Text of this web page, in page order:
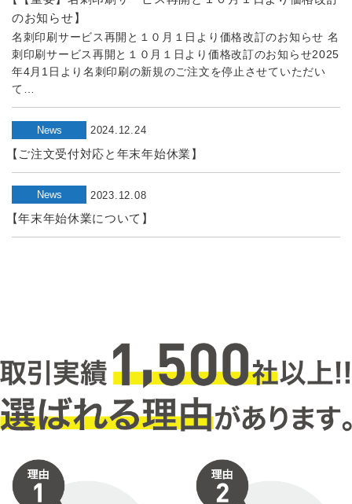
のお知らせ】
名刺印刷サービス再開と１０月１日より価格改訂のお知らせ 名
刺印刷サービス再開と１０月１日より価格改訂のお知らせ2025
年4月1日より名刺印刷の新規のご注文を停止させていただい
て…
News 2024.12.24
【ご注文受付対応と年末年始休業】
News 2023.12.08
【年末年始休業について】